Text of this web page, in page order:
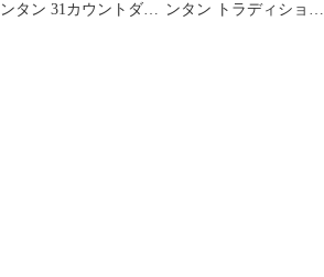
ンタン 31カウントダウ ンタン トラディショナ